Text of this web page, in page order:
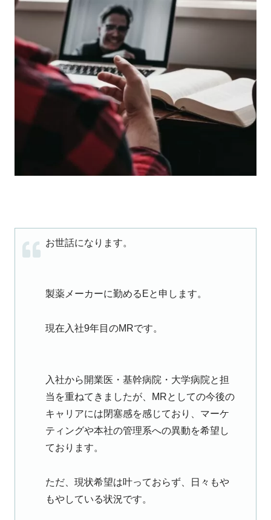
お世話になります。
製薬メーカーに勤めるEと申します。
現在入社9年目のMRです。
入社から開業医・基幹病院・大学病院と担
当を重ねてきましたが、MRとしての今後の
キャリアには閉塞感を感じており、マーケ
ティングや本社の管理系への異動を希望し
ております。
ただ、現状希望は叶っておらず、日々もや
もやしている状況です。